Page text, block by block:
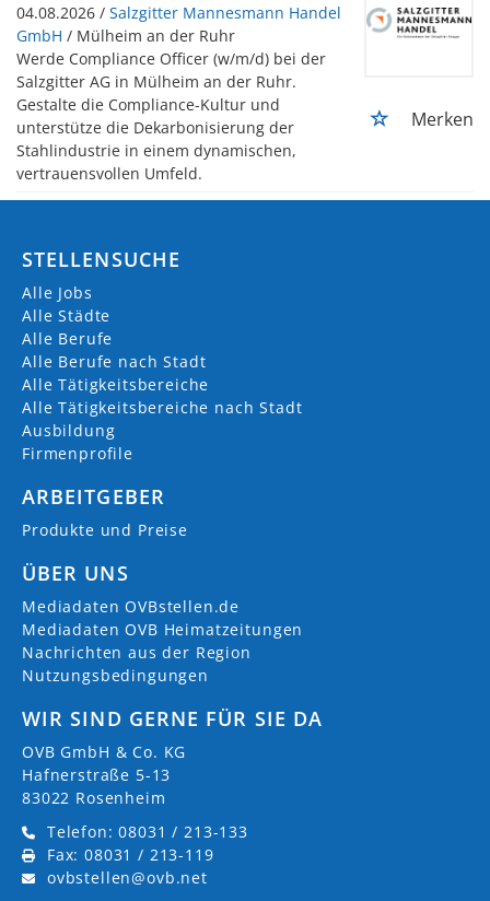
04.08.2026 / Salzgitter Mannesmann Handel
GmbH / Mülheim an der Ruhr
Werde Compliance Officer (w/m/d) bei der
Salzgitter AG in Mülheim an der Ruhr.
Gestalte die Compliance-Kultur und
unterstütze die Dekarbonisierung der
Stahlindustrie in einem dynamischen,
vertrauensvollen Umfeld.
Merken
STELLENSUCHE
Alle Jobs
Alle Städte
Alle Berufe
Alle Berufe nach Stadt
Alle Tätigkeitsbereiche
Alle Tätigkeitsbereiche nach Stadt
Ausbildung
Firmenprofile
ARBEITGEBER
Produkte und Preise
ÜBER UNS
Mediadaten OVBstellen.de
Mediadaten OVB Heimatzeitungen
Nachrichten aus der Region
Nutzungsbedingungen
WIR SIND GERNE FÜR SIE DA
OVB GmbH & Co. KG
Hafnerstraße 5-13
83022 Rosenheim
Telefon: 08031 / 213-133
Fax: 08031 / 213-119
ovbstellen@ovb.net